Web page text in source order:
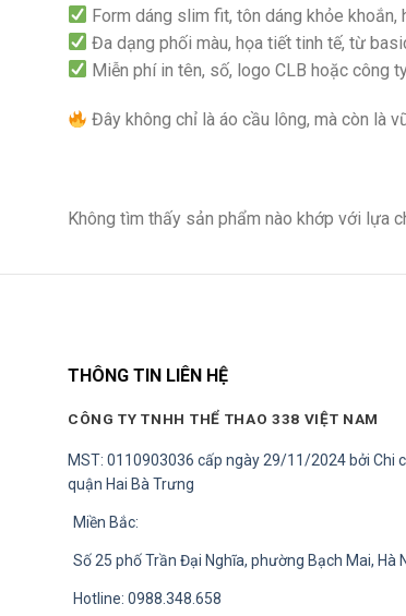
Form dáng slim fit, tôn dáng khỏe khoắn,
Đa dạng phối màu, họa tiết tinh tế, từ
Miễn phí in tên, số, logo CLB hoặc công
Đây không chỉ là áo cầu lông, mà còn là
Không tìm thấy sản phẩm nào khớp với lựa
THÔNG TIN LIÊN HỆ
CÔNG TY TNHH THỂ THAO 338 VIỆT NAM
MST: 0110903036 cấp ngày 29/11/2024 bởi Chi
quận Hai Bà Trưng
Miền Bắc:
Số 25 phố Trần Đại Nghĩa, phường Bạch Mai, Hà
Hotline: 0988.348.658